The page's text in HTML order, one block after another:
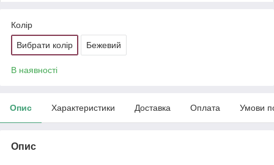
Колір
Вибрати колір Бежевий
В наявності
Опис Характеристики Доставка Оплата Умови
Опис